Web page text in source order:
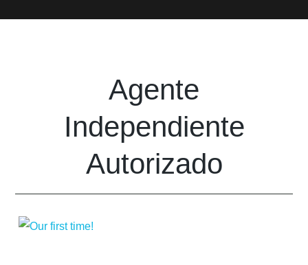
Agente
Independiente
Autorizado